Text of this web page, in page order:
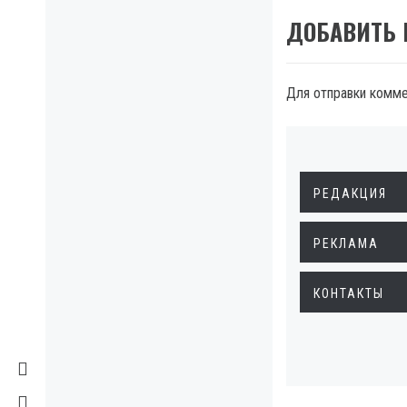
ДОБАВИТЬ
Для отправки
РЕДАКЦИЯ
РЕКЛАМА
КОНТАКТЫ